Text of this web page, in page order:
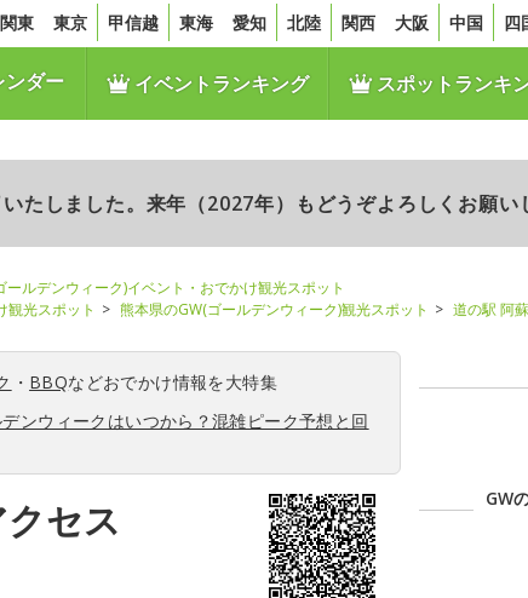
関東 東京 甲信越 東海 愛知 北陸 関西 大阪 中国 四
ダー イベントランキング スポットランキ
たしました。来年（2027年）もどうぞよろしくお願い
ールデンウィーク)イベント・おでかけ観光スポット
観光スポット
熊本県のGW(ゴールデンウィーク)観光スポット 道の駅 阿蘇
・ BBQなどおでかけ情報を大特集
ンウィークはいつから？混雑ピーク予想と回
セス
GW